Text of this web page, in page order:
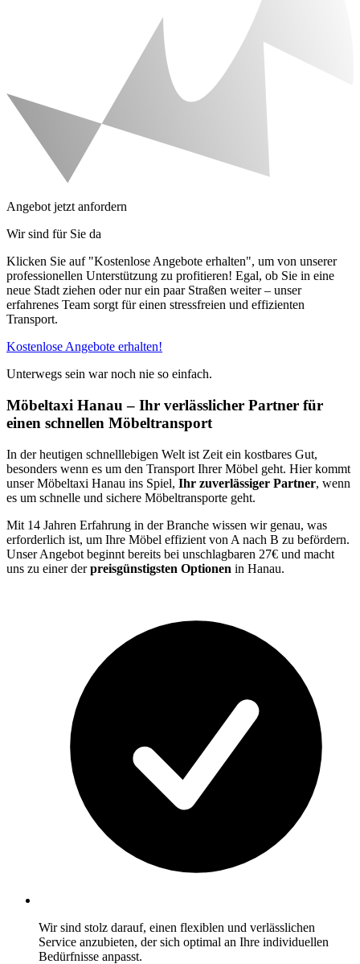
Angebot jetzt anfordern
Wir sind für Sie da
Klicken Sie auf "Kostenlose Angebote erhalten", um von unserer
professionellen Unterstützung zu profitieren! Egal, ob Sie in eine
neue Stadt ziehen oder nur ein paar Straßen weiter – unser
erfahrenes Team sorgt für einen stressfreien und effizienten
Transport.
Kostenlose Angebote erhalten!
Unterwegs sein war noch nie so einfach.
Möbeltaxi Hanau – Ihr verlässlicher Partner für
einen schnellen Möbeltransport
In der heutigen schnelllebigen Welt ist Zeit ein kostbares Gut,
besonders wenn es um den Transport Ihrer Möbel geht. Hier kommt
unser Möbeltaxi Hanau ins Spiel, Ihr zuverlässiger Partner, wenn
es um schnelle und sichere Möbeltransporte geht.
Mit 14 Jahren Erfahrung in der Branche wissen wir genau, was
erforderlich ist, um Ihre Möbel effizient von A nach B zu befördern.
Unser Angebot beginnt bereits bei unschlagbaren 27€ und macht
uns zu einer derpreisgünstigsten Optionen in Hanau.
Wir sind stolz darauf, einen flexiblen und verlässlichen
Service anzubieten, der sich optimal an Ihre individuellen
Bedürfnisse anpasst.